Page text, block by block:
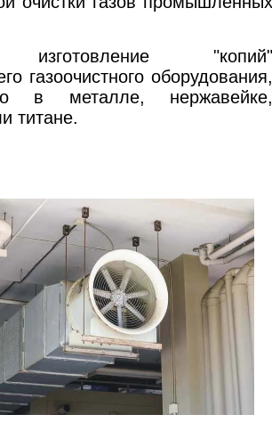
изготовление "копий"
газоочистного оборудования,
в металле, нержавейке,
титане.